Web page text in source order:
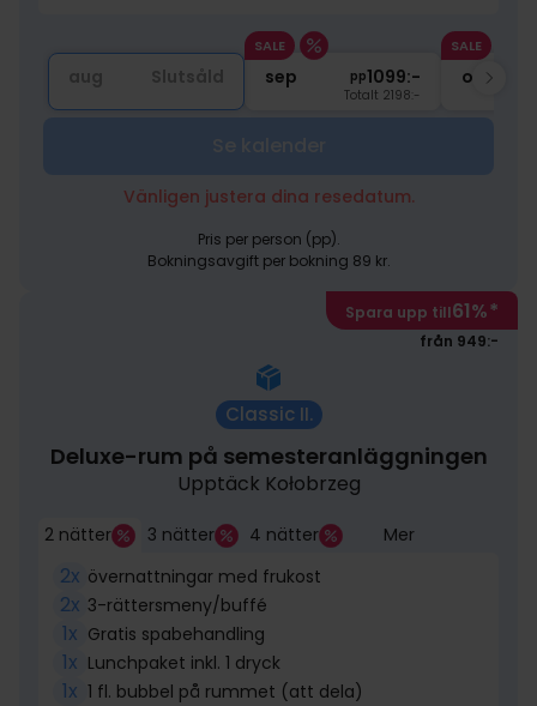
SALE
sep pp1099:-
Totalt 2198:-
SALE
okt
Vänligen justera dina resedatum.
Pris per person (pp).
Bokningsavgift per bokning 89 kr.
Spara upp till61%*
från 949:-
Classic II.
Deluxe-rum på semesteranläggningen
Upptäck Kołobrzeg
2 nätter 3 nätter 4 nätter Mer
2x övernattningar med frukost
2x 3-rättersmeny/buffé
1x Gratis spabehandling
1x Lunchpaket inkl. 1 dryck
1x 1 fl. bubbel på rummet (att dela)